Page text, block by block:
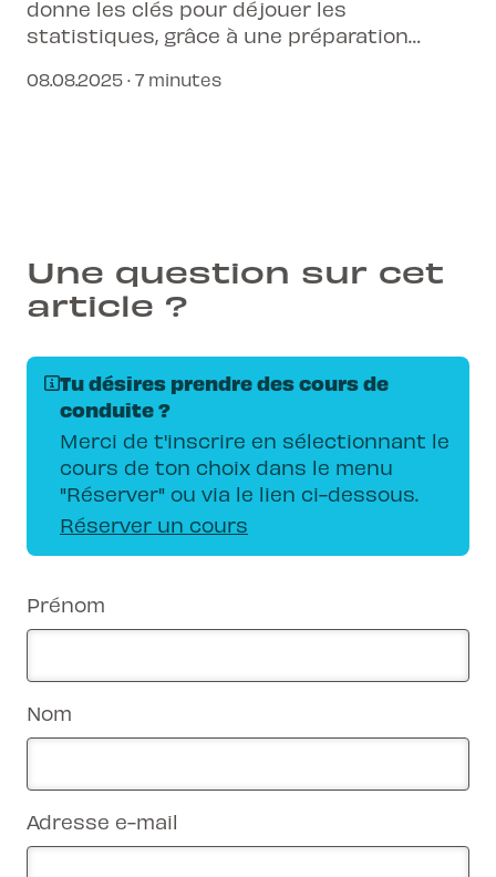
donne les clés pour déjouer les
statistiques, grâce à une préparation
08.08.2025 · 7 minutes
Une question sur cet
article ?
Tu désires prendre des cours de
conduite ?
Merci de t'inscrire en sélectionnant le
cours de ton choix dans le menu
"Réserver" ou via le lien ci-dessous.
Réserver un cours
Prénom
Nom
Adresse e-mail